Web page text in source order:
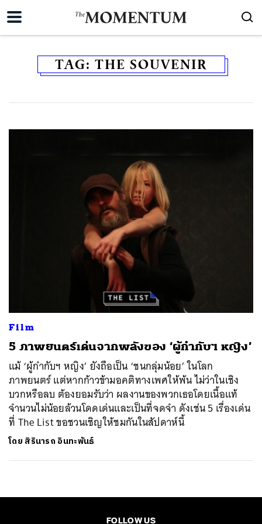
TAG: THE SOUVENIR
Film
5 ภาพยนตร์เด่นจากพลังของ ‘ผู้กำกับฯ หญิง’
แม้ ‘ผู้กำกับฯ หญิง’ ยังถือเป็น ‘ชนกลุ่มน้อย’ ในโลก
ภาพยนตร์ แต่หากก้าวข้ามอคติทางเพศให้พ้น ไม่ว่าในเชิง
บวกหรือลบ ต้องยอมรับว่า ผลงานของพวกเธอโดยเนื้อแท้
จำนวนไม่น้อยล้วนโดดเด่นและเป็นที่จดจำ ดังเช่น 5 เรื่องเด่น
ที่ The List ขอชวนเชิญให้ชมกันในสัปดาห์นี้
โดย สิรินารถ อินทะพันธ์
FOLLOW US
TWEET LINE EMAIL